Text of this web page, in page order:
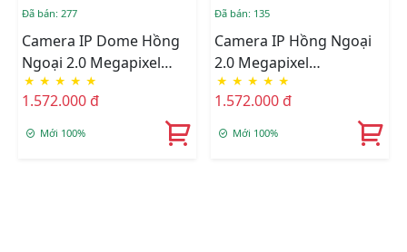
Đã bán: 277
Camera IP Dome Hồng
Ngoại 2.0 Megapixel
HIKVISION DS-
2CD1323G0-IU
★ ★ ★ ★ ★
1.572.000 đ
Mới 100%
Đã bán: 135
Camera IP Hồng Ngoại
2.0 Megapixel
HIKVISION DS-
2CD1023G0-IU
★ ★ ★ ★ ★
1.572.000 đ
Mới 100%